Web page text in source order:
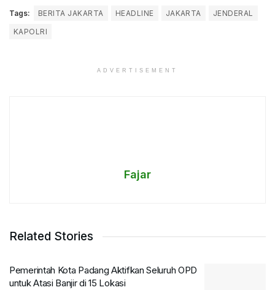
Tags: BERITA JAKARTA HEADLINE JAKARTA
JENDERAL
KAPOLRI
ADVERTISEMENT
Fajar
Related Stories
Pemerintah Kota Padang Aktifkan Seluruh OPD
untuk Atasi Banjir di 15 Lokasi